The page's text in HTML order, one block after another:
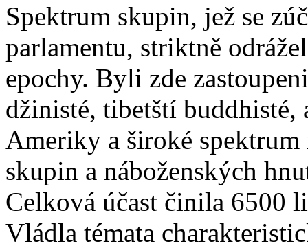
Spektrum skupin, jež se
parlamentu, striktně
epochy. Byli zde
džinisté, tibetští
Ameriky a široké
skupin a náboženských
Celková účast činila 6500
Vládla témata